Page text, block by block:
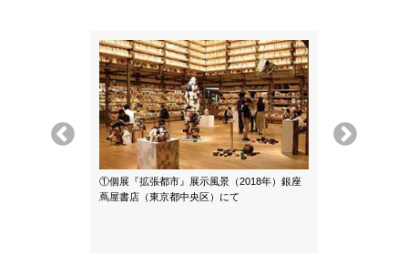
①個展『拡張都市』展示風景（2018年）銀座
蔦屋書店（東京都中央区）にて